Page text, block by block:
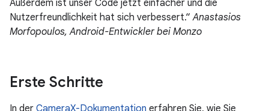
Außerdem ist unser Code jetzt einfacher und die
Nutzerfreundlichkeit hat sich verbessert.“Anastasios
Morfopoulos, Android-Entwickler bei Monzo
Erste Schritte
In der CameraX-Dokumentation erfahren Sie, wie Sie